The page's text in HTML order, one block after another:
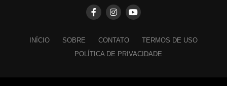
INÍCIO SOBRE CONTATO
TERMOS DE USO
POLÍTICA DE PRIVACIDADE